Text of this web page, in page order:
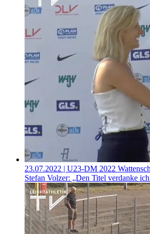
23.07.2022 | U23-DM 2022
Stefan Volzer: „Den Titel verdanke